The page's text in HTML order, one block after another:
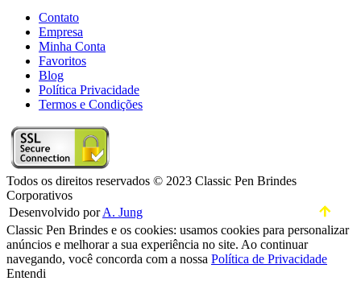
Contato
Empresa
Minha Conta
Favoritos
Blog
Política Privacidade
Termos e Condições
Todos os direitos reservados © 2023 Classic Pen Brindes
Corporativos
Desenvolvido porA. Jung
Classic Pen Brindes e os cookies: usamos cookies para personalizar
anúncios e melhorar a sua experiência no site. Ao continuar
navegando, você concorda com a nossa Política de Privacidade
Entendi